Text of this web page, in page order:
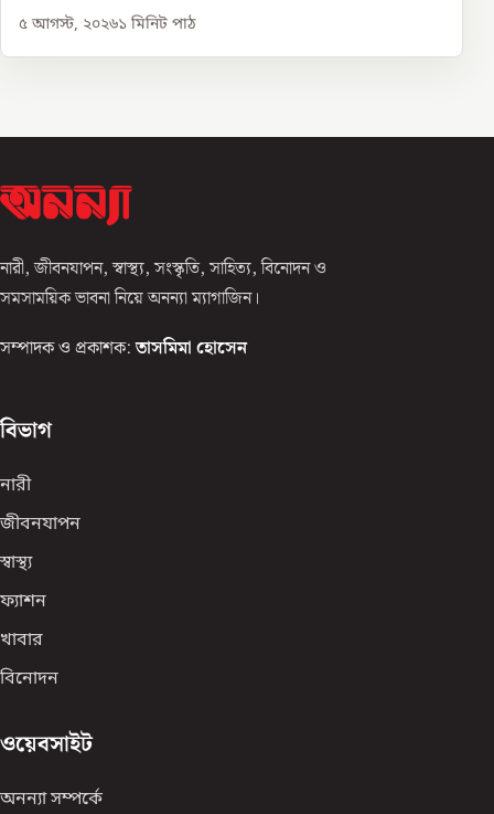
৫ আগস্ট, ২০২৬১ মিনিট পাঠ
নারী, জীবনযাপন, স্বাস্থ্য, সংস্কৃতি, সাহিত্য, বিনোদন ও
সমসাময়িক ভাবনা নিয়ে অনন্যা ম্যাগাজিন।
সম্পাদক ও প্রকাশক: তাসমিমা হোসেন
বিভাগ
নারী
জীবনযাপন
স্বাস্থ্য
ফ্যাশন
খাবার
বিনোদন
ওয়েবসাইট
অনন্যা সম্পর্কে